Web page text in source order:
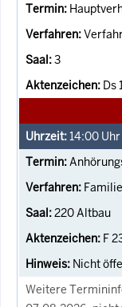
3
Ds
14:00 Uhr
220 Altbau
F
Nicht
Weitere